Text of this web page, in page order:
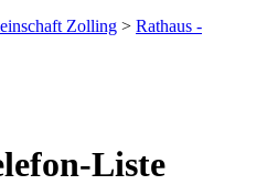
Zolling > Rathaus -
Liste